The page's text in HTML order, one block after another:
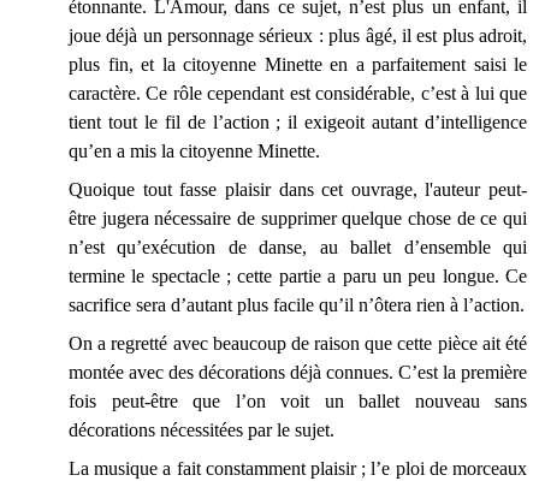
étonnante. L'Amour, dans ce sujet, n’est plus un enfant, il
joue déjà un personnage sérieux : plus âgé, il est plus adroit,
plus fin, et la citoyenne Minette en a parfaitement saisi le
caractère. Ce rôle cependant est considérable, c’est à lui que
tient tout le fil de l’action ; il exigeoit autant d’intelligence
qu’en a mis la citoyenne Minette.
Quoique tout fasse plaisir dans cet ouvrage, l'auteur peut-
être jugera nécessaire de supprimer quelque chose de ce qui
n’est qu’exécution de danse, au ballet d’ensemble qui
termine le spectacle ; cette partie a paru un peu longue. Ce
sacrifice sera d’autant plus facile qu’il n’ôtera rien à l’action.
On a regretté avec beaucoup de raison que cette pièce ait été
montée avec des décorations déjà connues. C’est la première
fois peut-être que l’on voit un ballet nouveau sans
décorations nécessitées par le sujet.
La musique a fait constamment plaisir ; l’e ploi de morceaux